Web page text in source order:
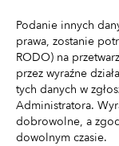
Podanie innych
prawa, zostanie
RODO) na
przez wyraźne
tych danych w
Administratora.
dobrowolne, a
dowolnym czasie.